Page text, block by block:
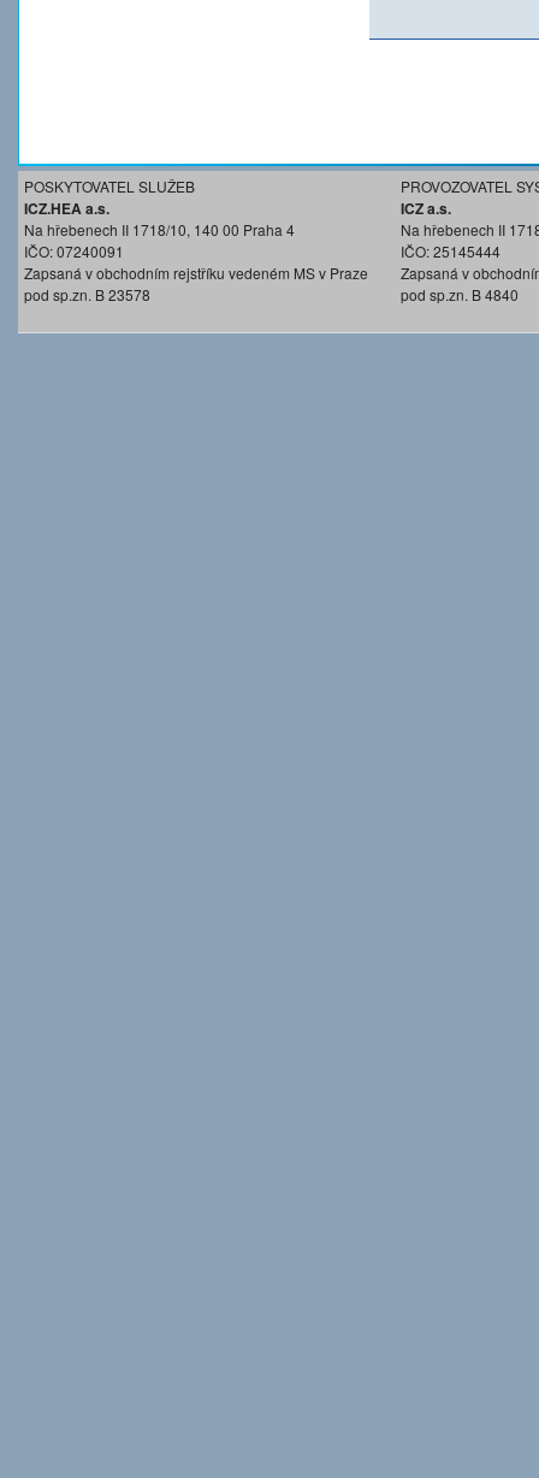
POSKYTOVATEL SLUŽEB
ICZ.HEA a.s.
Na hřebenech II 1718/10, 140 00 Praha 4
IČO: 07240091
Zapsaná v obchodním rejstříku vedeném MS v Praze
pod sp.zn. B 23578
PROVOZOVATEL
ICZ a.s.
Na hřebenech II
IČO: 25145444
Zapsaná v
pod sp.zn. B 4840